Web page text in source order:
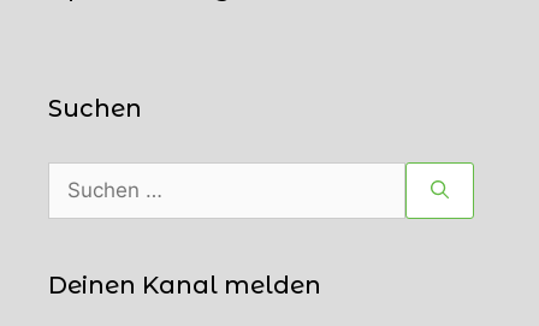
Suchen
nach:
Deinen Kanal melden